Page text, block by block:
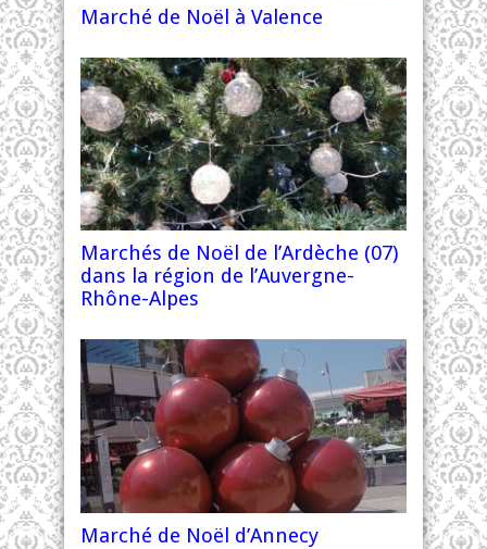
Marché de Noël à Valence
Marchés de Noël de l’Ardèche (07)
dans la région de l’Auvergne-
Rhône-Alpes
Marché de Noël d’Annecy